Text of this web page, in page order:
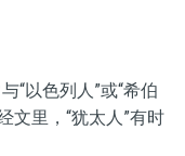
“以色列人”或“希伯
文里，“犹太人”有时